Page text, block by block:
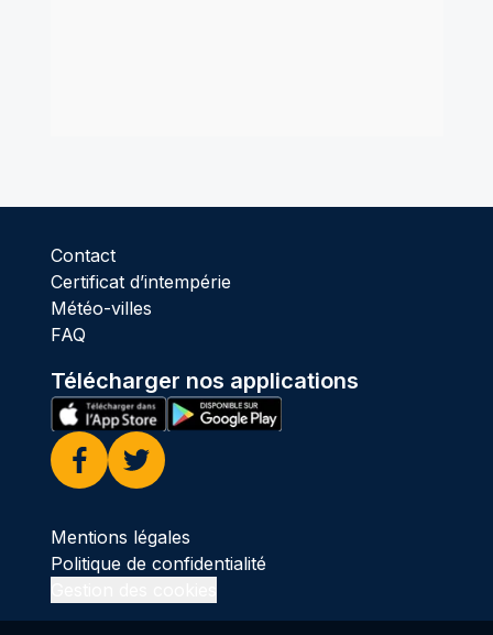
Contact
Certificat d’intempérie
Météo-villes
FAQ
Télécharger nos applications
Facebook
Twitter
Mentions légales
Politique de confidentialité